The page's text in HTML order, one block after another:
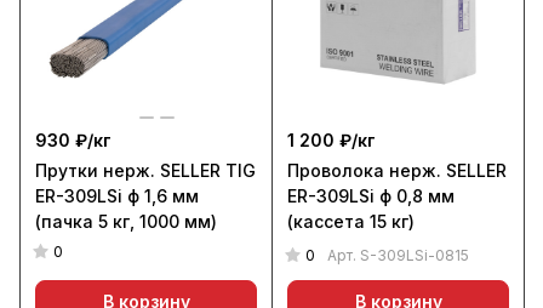
930 ₽/кг
Прутки нерж. SELLER TIG
ER-309LSi ф 1,6 мм
(пачка 5 кг, 1000 мм)
0
В корзину
1 200 ₽/кг
Проволока нерж. SELLER
ER-309LSi ф 0,8 мм
(кассета 15 кг)
0 Арт. S-309LSi-0815
В корзину